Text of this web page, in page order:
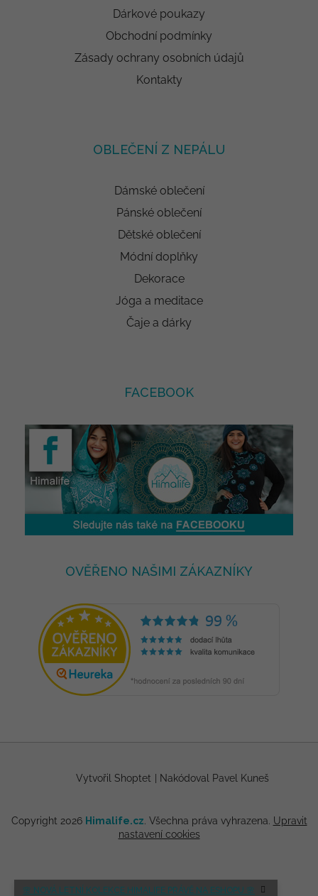
🌸 NOVÁ LETNÍ KOLEKCE HIMALIFE PRÁVĚ NA ESHOPU 🌸
Dárkové poukazy
Obchodní podmínky
Zásady ochrany osobních údajů
Kontakty
OBLEČENÍ Z NEPÁLU
Dámské oblečení
Pánské oblečení
Dětské oblečení
Módní doplňky
Dekorace
Jóga a meditace
Čaje a dárky
FACEBOOK
OVĚŘENO NAŠIMI ZÁKAZNÍKY
Vytvořil Shoptet Nakódoval Pavel Kuneš
Copyright 2026 Himalife.cz. Všechna práva vyhrazena. Upravit
nastavení cookies